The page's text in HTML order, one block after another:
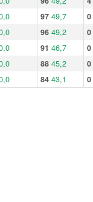
97 49,7 0
96 49,2 0
91 46,7 0
88 45,2 0
84 43,1 0